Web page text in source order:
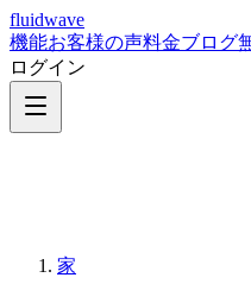
fluidwave
機能お客様の声料金ブログ
ログイン
家